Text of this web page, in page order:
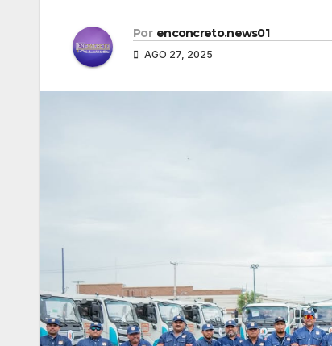
Por enconcreto.news01
AGO 27, 2025